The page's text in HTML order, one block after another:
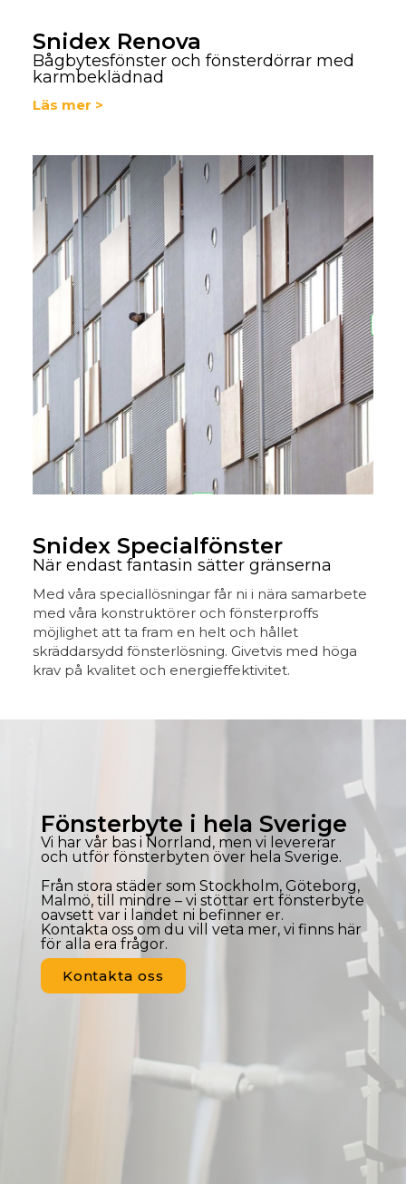
Snidex Renova
Bågbytesfönster och fönsterdörrar med
karmbeklädnad
Läs mer >
Snidex Specialfönster
När endast fantasin sätter gränserna
Med våra speciallösningar får ni i nära samarbete
med våra konstruktörer och fönsterproffs
möjlighet att ta fram en helt och hållet
skräddarsydd fönsterlösning. Givetvis med höga
krav på kvalitet och energieffektivitet.
Fönsterbyte i hela Sverige
Vi har vår bas i Norrland, men vi levererar
och utför fönsterbyten över hela Sverige.
Från stora städer som Stockholm, Göteborg,
Malmö, till mindre – vi stöttar ert fönsterbyte
oavsett var i landet ni befinner er.
Kontakta oss om du vill veta mer, vi finns här
för alla era frågor.
Kontakta oss